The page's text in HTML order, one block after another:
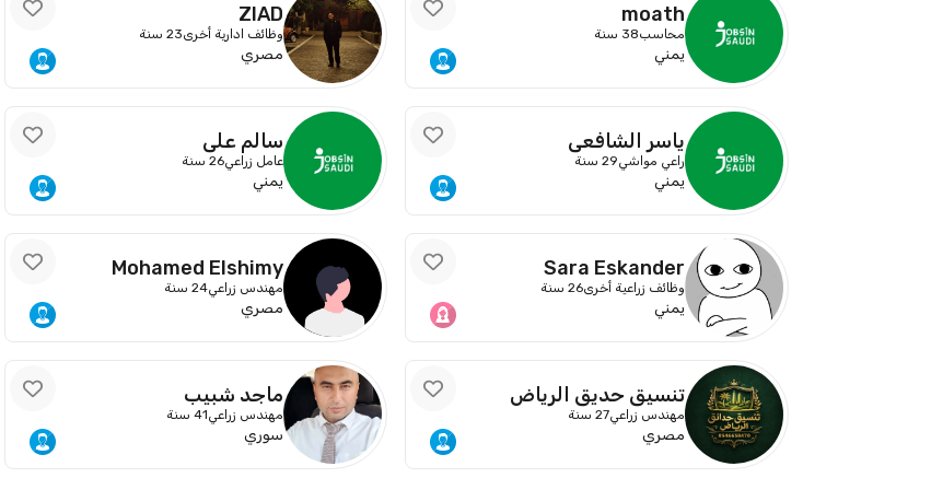
moath
محاسب38 سنة
يمني
ZIAD
وظائف ادارية أخرى23 سنة
مصري
ياسر الشافعي
راعي مواشي29 سنة
يمني
سالم علي
عامل زراعي26 سنة
يمني
Sara Eskander
وظائف زراعية أخرى26 سنة
يمني
Mohamed Elshimy
مهندس زراعي24 سنة
مصري
تنسيق حديق الرياض
مهندس زراعي27 سنة
مصري
ماجد شبيب
مهندس زراعي41 سنة
سوري